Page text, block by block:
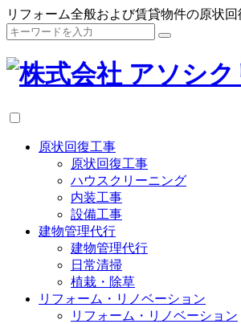
リフォーム全般および賃貸物件の原状回
原状回復工事
原状回復工事
ハウスクリーニング
内装工事
設備工事
建物管理代行
建物管理代行
日常清掃
植栽・除草
リフォーム・リノベーション
リフォーム・リノベーション